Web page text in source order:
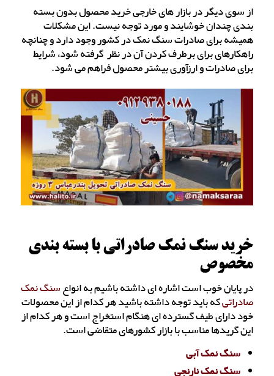
از سوی دیگر در بازار های خارجی خرید محصول بدون بسته
بندی چندان خوشایند و مورد توجه نیست. این مشکلات
همیشه برای صادرات سنگ نمک در کشور وجود دارد و چنانچه
راهکارهای برای برطرف کردن آن در نظر گرفته شود، شرایط
برای صادرات و ارزآوری بیشتر محصول فراهم می شود.
خرید سنگ نمک صادراتی با بسته بندی
مخصوص
در پایان خوب است اشاره ای داشته باشیم به انواعسنگ نمک
صادراتیکه باید توجه داشته باشید هر کدام از این محصولات
خود دارای طیف گسترده ای هنگام استخراج است و هر کدام از
این گریدها مناسب با بازار کشورهای متقاضی است.
سنگ نمک آبی
سنگ نمک نارنجی